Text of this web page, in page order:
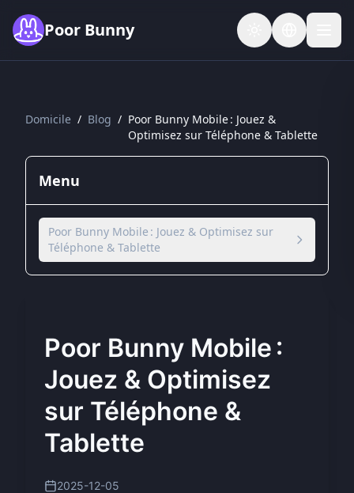
Poor Bunny
Domicile / Blog / Poor Bunny Mobile : Jouez &
Optimisez sur Téléphone & Tablette
Menu
Poor Bunny Mobile : Jouez & Optimisez sur
Téléphone & Tablette
Poor Bunny Mobile :
Jouez & Optimisez
sur Téléphone &
Tablette
2025-12-05